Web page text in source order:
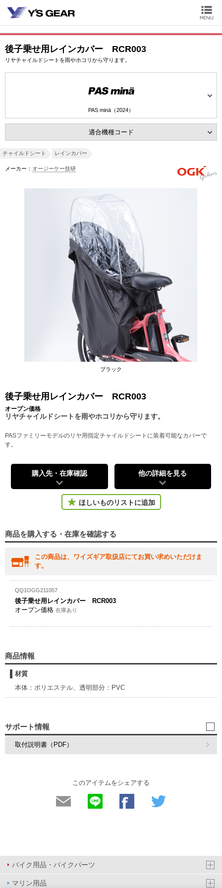
後子乗せ用レインカバー RCR003
リヤチャイルドシートを雨やホコリから守ります。
PAS minä（2024）
適合機種コード
チャイルドシート レインカバー
メーカー： オージーケー技研
ブラック
後子乗せ用レインカバー RCR003
オープン価格
リヤチャイルドシートを雨やホコリから守ります。
PASファミリーモデルのリヤ用指定チャイルドシートに装着可能なカバーで
す。
購入先・在庫確認 他の詳細を見る
ほしいものリストに追加
商品を購入する・在庫を確認する
この商品は、ワイズギア取扱店にてお買い求めいただけま
す。
QQ1OGG211057
後子乗せ用レインカバー RCR003
オープン価格 在庫あり
商品情報
材質
本体：ポリエステル、透明部分：PVC
サポート情報
取付説明書（PDF）
このアイテムをシェアする
バイク用品・バイクパーツ
マリン用品